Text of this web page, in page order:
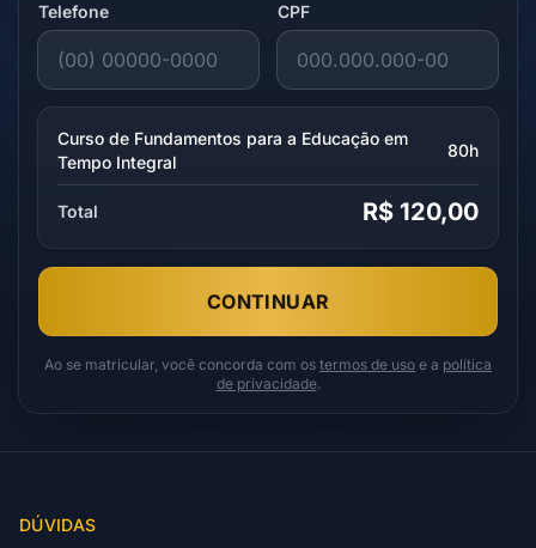
Telefone CPF
Curso de Fundamentos para a Educação em
Tempo Integral
80h
Total R$ 120,00
CONTINUAR
Ao se matricular, você concorda com os termos de uso e a política
de privacidade.
DÚVIDAS